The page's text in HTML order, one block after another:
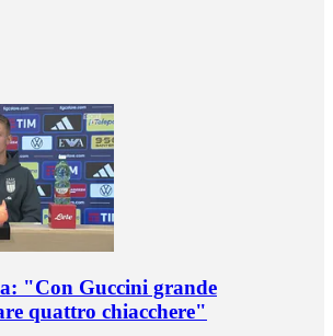
"Con Guccini grande
quattro chiacchere"